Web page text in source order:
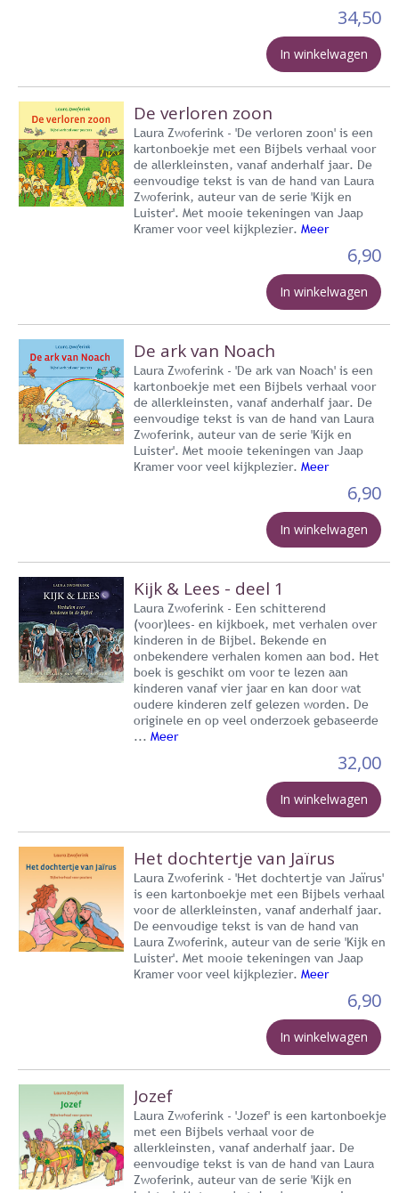
34,50
In winkelwagen
De verloren zoon
Laura Zwoferink - 'De verloren zoon' is een
kartonboekje met een Bijbels verhaal voor
de allerkleinsten, vanaf anderhalf jaar. De
eenvoudige tekst is van de hand van Laura
Zwoferink, auteur van de serie 'Kijk en
Luister'. Met mooie tekeningen van Jaap
Kramer voor veel kijkplezier. Meer
6,90
In winkelwagen
De ark van Noach
Laura Zwoferink - 'De ark van Noach' is een
kartonboekje met een Bijbels verhaal voor
de allerkleinsten, vanaf anderhalf jaar. De
eenvoudige tekst is van de hand van Laura
Zwoferink, auteur van de serie 'Kijk en
Luister'. Met mooie tekeningen van Jaap
Kramer voor veel kijkplezier. Meer
6,90
In winkelwagen
Kijk & Lees - deel 1
Laura Zwoferink - Een schitterend
(voor)lees- en kijkboek, met verhalen over
kinderen in de Bijbel. Bekende en
onbekendere verhalen komen aan bod. Het
boek is geschikt om voor te lezen aan
kinderen vanaf vier jaar en kan door wat
oudere kinderen zelf gelezen worden. De
originele en op veel onderzoek gebaseerde
... Meer
32,00
In winkelwagen
Het dochtertje van Jaïrus
Laura Zwoferink - 'Het dochtertje van Jaïrus'
is een kartonboekje met een Bijbels verhaal
voor de allerkleinsten, vanaf anderhalf jaar.
De eenvoudige tekst is van de hand van
Laura Zwoferink, auteur van de serie 'Kijk en
Luister'. Met mooie tekeningen van Jaap
Kramer voor veel kijkplezier. Meer
6,90
In winkelwagen
Jozef
Laura Zwoferink - 'Jozef' is een kartonboekje
met een Bijbels verhaal voor de
allerkleinsten, vanaf anderhalf jaar. De
eenvoudige tekst is van de hand van Laura
Zwoferink, auteur van de serie 'Kijk en